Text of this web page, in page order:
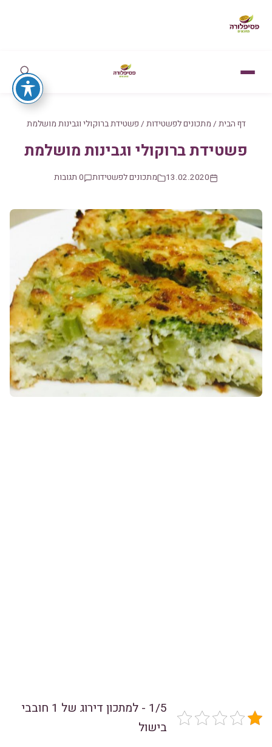
דף הבית / מתכונים לפשטידות / פשטידת ברוקולי וגבינות מושלמת
פשטידת ברוקולי וגבינות מושלמת
13.02.2020 מתכונים לפשטידות 0 תגובות
1/5 - למתכון דירוג של 1 חובבי
בישול